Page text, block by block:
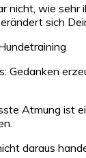
nicht, wie
sich
Gedanken
Atmung ist
daraus